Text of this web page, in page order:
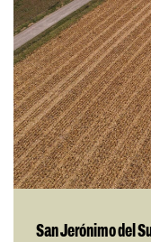
San Jerónimo del